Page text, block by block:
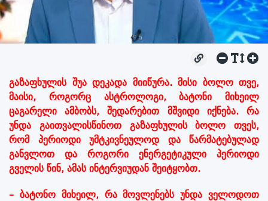
გაზაფხულის შუა დეკადა მიიწურა. მისი ბოლო თვე,
მაისი, როგორც ასტროლოგი, ბატონი მიხეილ
ცაგარელი ამბობს, შედარებით მშვიდი იქნება. რა
უნდა გაითვალისწინოთ გაზაფხულის ბოლო თვეს,
რომ პერიოდი უმტკივნეულოდ და წარმატებულად
განვლოთ და როგორი ენერგეტიკული პერიოდი
გველის წინ, ამას ინტერვიუდან შეიტყობთ.
– ბატონო მიხეილ, რა მოვლენებს უნდა ველოდოთ